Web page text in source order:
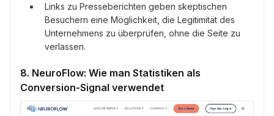
Links zu Presseberichten geben skeptischen
Besuchern eine Möglichkeit, die Legitimität des
Unternehmens zu überprüfen, ohne die Seite zu
verlassen.
8. NeuroFlow: Wie man Statistiken als
Conversion-Signal verwendet